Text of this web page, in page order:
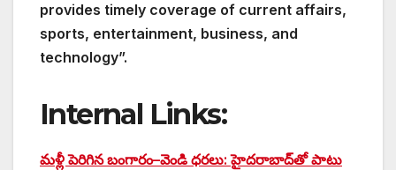
provides timely coverage of current affairs,
sports, entertainment, business, and
technology”.
Internal Links:
మళ్లీ పెరిగిన బంగారం–వెండి ధరలు: హైదరాబాద్‌తో పాటు